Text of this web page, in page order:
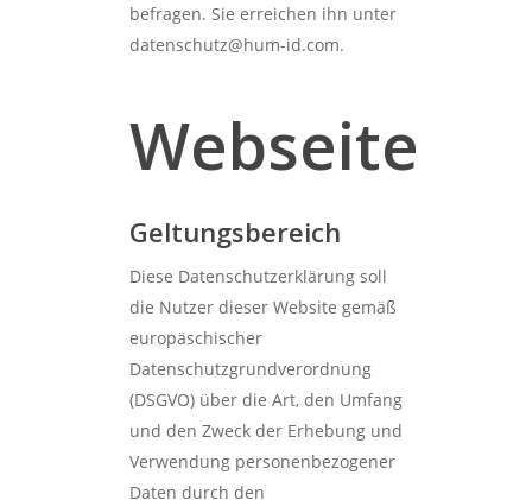
befragen. Sie erreichen ihn unter
datenschutz@hum-id.com.
Webseite
Geltungsbereich
Diese Datenschutzerklärung soll
die Nutzer dieser Website gemäß
europäschischer
Datenschutzgrundverordnung
(DSGVO) über die Art, den Umfang
und den Zweck der Erhebung und
Verwendung personenbezogener
Daten durch den